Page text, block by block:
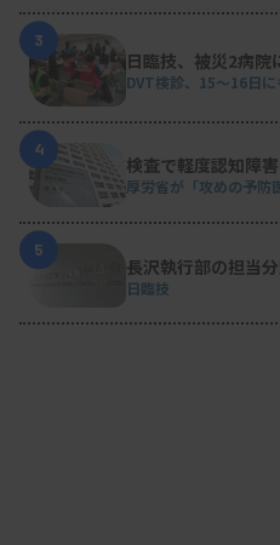
3
日臨技、被災2病院
DVT検診、15～16日に
4
検査で軽度認知障
厚労省が「攻めの予防
5
長沢執行部の担当
日臨技